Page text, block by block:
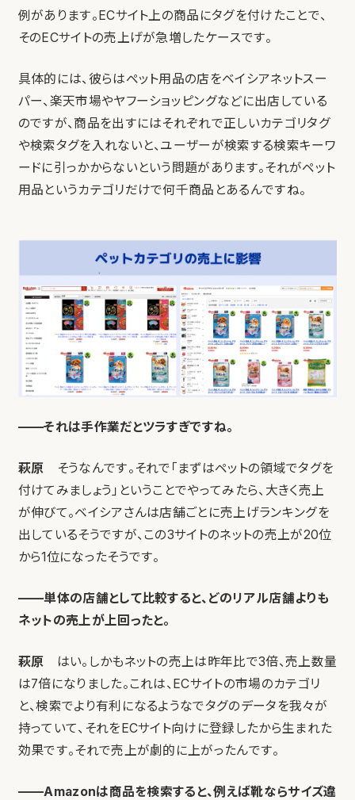
例があります。ECサイト上の商品にタグを付けたことで、
そのECサイトの売上げが急増したケースです。
具体的には、彼らはペット用品の店をベイシアネットスー
パー、楽天市場やヤフーショッピングなどに出店している
のですが、商品を出すにはそれぞれで正しいカテゴリタグ
や検索タグを入れないと、ユーザーが検索する検索キーワ
ードに引っかからないという問題があります。それがペット
用品というカテゴリだけで何千商品とあるんですね。
——それは手作業だとツラすぎですね。
萩原
そうなんです。それで「まずはペットの領域でタグを
付けてみましょう」ということでやってみたら、大きく売上
が伸びて。ベイシアさんは店舗ごとに売上げランキングを
出しているそうですが、この3サイトのネットの売上が20位
から1位になったそうです。
——単体の店舗として比較すると、どのリアル店舗よりも
ネットの売上が上回ったと。
萩原 はい。しかもネットの売上は昨年比で3倍、売上数量
は7倍になりました。これは、ECサイトの市場のカテゴリ
と、検索でより有利になるようなでタグのデータを我々が
持っていて、それをECサイト向けに登録したから生まれた
効果です。それで売上が劇的に上がったんです。
——Amazonは商品を検索すると、例えば靴ならサイズ違